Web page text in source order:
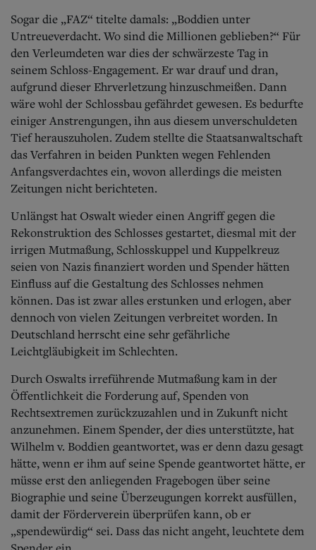
Sogar die „FAZ“ titelte damals: „Boddien unter
Untreueverdacht. Wo sind die Millionen geblieben?“ Für
den Verleumdeten war dies der schwärzeste Tag in
seinem Schloss-Engagement. Er war drauf und dran,
aufgrund dieser Ehrverletzung hinzuschmeißen. Dann
wäre wohl der Schlossbau gefährdet gewesen. Es bedurfte
einiger Anstrengungen, ihn aus diesem unverschuldeten
Tief herauszuholen. Zudem stellte die Staatsanwaltschaft
das Verfahren in beiden Punkten wegen Fehlenden
Anfangsverdachtes ein, wovon allerdings die meisten
Zeitungen nicht berichteten.
Unlängst hat Oswalt wieder einen Angriff gegen die
Rekonstruktion des Schlosses gestartet, diesmal mit der
irrigen Mutmaßung, Schlosskuppel und Kuppelkreuz
seien von Nazis finanziert worden und Spender hätten
Einfluss auf die Gestaltung des Schlosses nehmen
können. Das ist zwar alles erstunken und erlogen, aber
dennoch von vielen Zeitungen verbreitet worden. In
Deutschland herrscht eine sehr gefährliche
Leichtgläubigkeit im Schlechten.
Durch Oswalts irreführende Mutmaßung kam in der
Öffentlichkeit die Forderung auf, Spenden von
Rechtsextremen zurückzuzahlen und in Zukunft nicht
anzunehmen. Einem Spender, der dies unterstützte, hat
Wilhelm v. Boddien geantwortet, was er denn dazu gesagt
hätte, wenn er ihm auf seine Spende geantwortet hätte, er
müsse erst den anliegenden Fragebogen über seine
Biographie und seine Überzeugungen korrekt ausfüllen,
damit der Förderverein überprüfen kann, ob er
„spendewürdig“ sei. Dass das nicht angeht, leuchtete dem